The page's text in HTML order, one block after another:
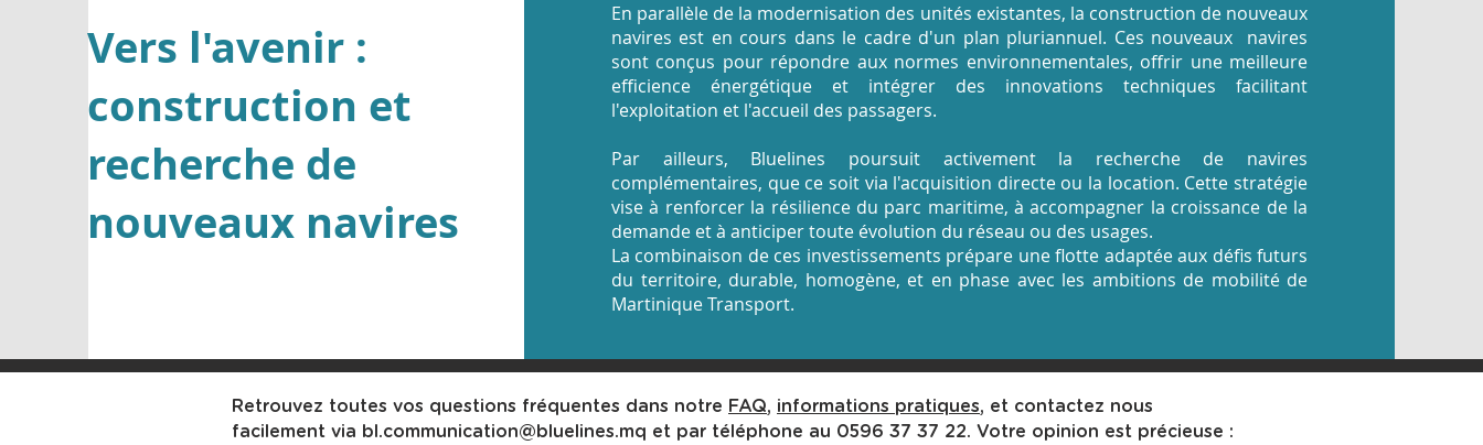
Vers l'avenir :
construction et
recherche de
nouveaux navires
En parallèle de la modernisation des unités existantes, la construction de nouveaux
navires est en cours dans le cadre d'un plan pluriannuel. Ces nouveaux navires
sont conçus pour répondre aux normes environnementales, offrir une meilleure
efficience énergétique et intégrer des innovations techniques facilitant
l'exploitation et l'accueil des passagers.
Par ailleurs, Bluelines poursuit activement la recherche de navires
complémentaires, que ce soit via l'acquisition directe ou la location. Cette stratégie
vise à renforcer la résilience du parc maritime, à accompagner la croissance de la
demande et à anticiper toute évolution du réseau ou des usages.
La combinaison de ces investissements prépare une flotte adaptée aux défis futurs
du territoire, durable, homogène, et en phase avec les ambitions de mobilité de
Martinique Transport.
Retrouvez toutes vos questions fréquentes dans notre FAQ, informations pratiques, et contactez nous
facilement via bl.communication@bluelines.mq et par téléphone au 0596 37 37 22. Votre opinion est précieuse :